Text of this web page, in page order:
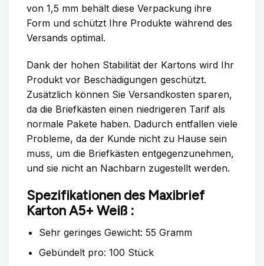
von 1,5 mm behält diese Verpackung ihre
Form und schützt Ihre Produkte während des
Versands optimal.
Dank der hohen Stabilität der Kartons wird Ihr
Produkt vor Beschädigungen geschützt.
Zusätzlich können Sie Versandkosten sparen,
da die Briefkästen einen niedrigeren Tarif als
normale Pakete haben. Dadurch entfallen viele
Probleme, da der Kunde nicht zu Hause sein
muss, um die Briefkästen entgegenzunehmen,
und sie nicht an Nachbarn zugestellt werden.
Spezifikationen des Maxibrief
Karton A5+ Weiß :
Sehr geringes Gewicht: 55 Gramm
Gebündelt pro: 100 Stück